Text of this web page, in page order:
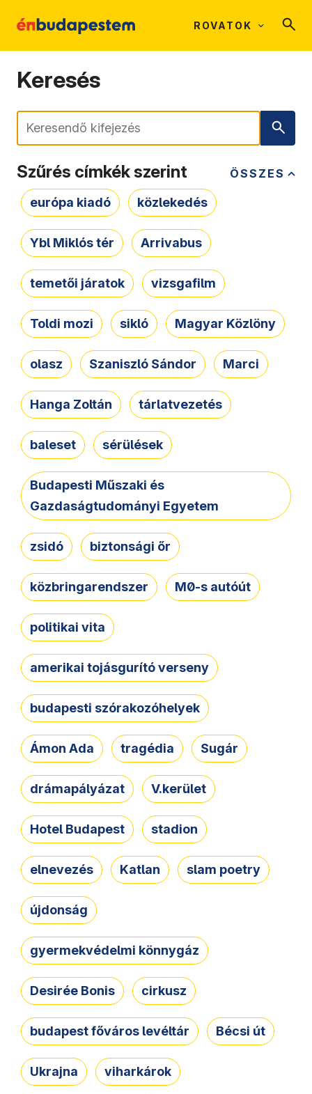
ROVATOK
Keresés
Keresés
ÖSSZES
Szűrés címkék szerint
európa kiadó közlekedés
Ybl Miklós tér Arrivabus
temetői járatok vizsgafilm
Toldi mozi sikló Magyar Közlöny
olasz Szaniszló Sándor Marci
Hanga Zoltán tárlatvezetés
baleset sérülések
Budapesti Műszaki és
Gazdaságtudományi Egyetem
zsidó biztonsági őr
közbringarendszer M0-s autóút
politikai vita
amerikai tojásgurító verseny
budapesti szórakozóhelyek
Ámon Ada tragédia Sugár
drámapályázat V.kerület
Hotel Budapest stadion
elnevezés Katlan slam poetry
újdonság
gyermekvédelmi könnygáz
Desirée Bonis cirkusz
budapest főváros levéltár Bécsi út
Ukrajna viharkárok